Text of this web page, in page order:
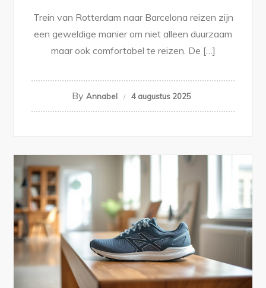
Trein van Rotterdam naar Barcelona reizen zijn
een geweldige manier om niet alleen duurzaam
maar ook comfortabel te reizen. De […]
By Annabel 4 augustus 2025